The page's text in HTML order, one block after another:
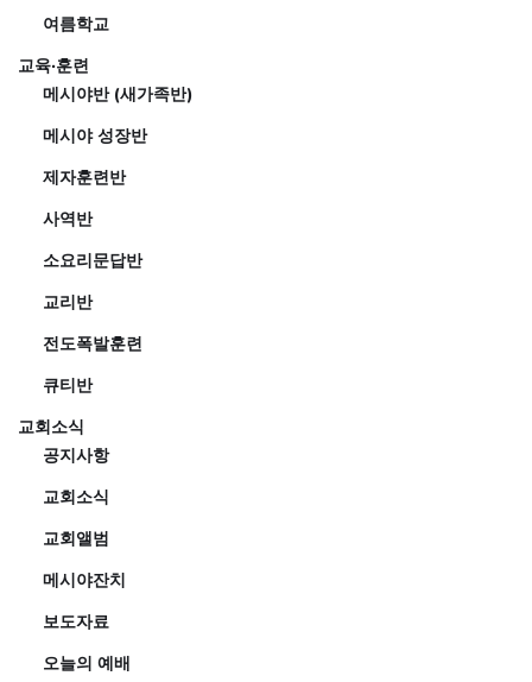
여름학교
교육·훈련
메시야반 (새가족반)
메시야 성장반
제자훈련반
사역반
소요리문답반
교리반
전도폭발훈련
큐티반
교회소식
공지사항
교회소식
교회앨범
메시야잔치
보도자료
오늘의 예배